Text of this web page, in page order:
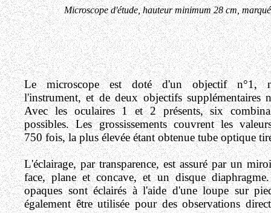
Microscope d'étude, hauteur minimum 28 cm,
Le microscope est doté d'un objectif n°1,
l'instrument, et de deux objectifs supplémentaires
Avec les oculaires 1 et 2 présents, six
possibles. Les grossissements couvrent les
750 fois, la plus élevée étant obtenue tube optique
L'éclairage, par transparence, est assuré par un
face, plane et concave, et un disque
opaques sont éclairés à l'aide d'une loupe sur
également être utilisée pour des observations